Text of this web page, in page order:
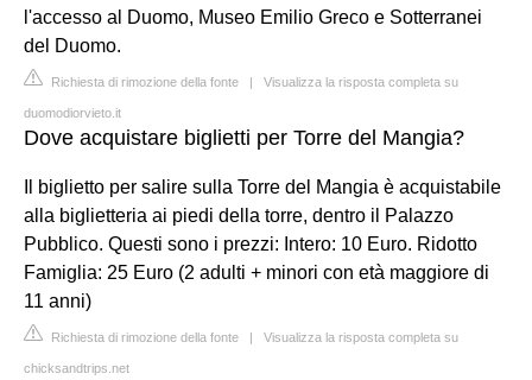
l'accesso al Duomo, Museo Emilio Greco e Sotterranei
del Duomo.
Richiesta di rimozione della fonte | Visualizza la risposta completa su
duomodiorvieto.it
Dove acquistare biglietti per Torre del Mangia?
Il biglietto per salire sulla Torre del Mangia è acquistabile
alla biglietteria ai piedi della torre, dentro il Palazzo
Pubblico. Questi sono i prezzi: Intero: 10 Euro. Ridotto
Famiglia: 25 Euro (2 adulti + minori con età maggiore di
11 anni)
Richiesta di rimozione della fonte | Visualizza la risposta completa su
chicksandtrips.net